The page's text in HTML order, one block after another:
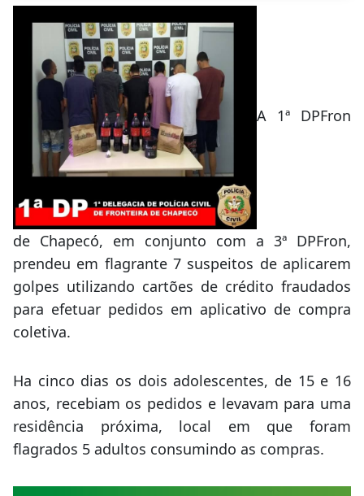
A 1ª DPFron
de Chapecó, em conjunto com a 3ª DPFron,
prendeu em flagrante 7 suspeitos de aplicarem
golpes utilizando cartões de crédito fraudados
para efetuar pedidos em aplicativo de compra
coletiva.
Ha cinco dias os dois adolescentes, de 15 e 16
anos, recebiam os pedidos e levavam para uma
residência próxima, local em que foram
flagrados 5 adultos consumindo as compras.